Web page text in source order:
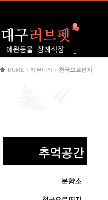
Logo
HOME > 커뮤니티 > 천국으로편지